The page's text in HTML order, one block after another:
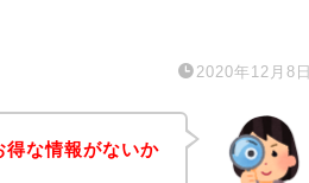
2020年12月8日
な情報がないか